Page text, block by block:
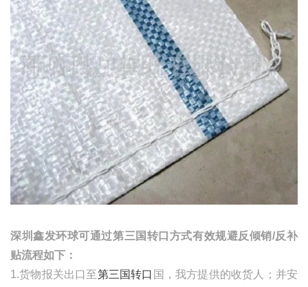
深圳鑫发环球可通过第三国转口方式有效规避反倾销/反补
贴流程如下：
1.货物报关出口至第三国转口 国，我方提供的收货人；并安